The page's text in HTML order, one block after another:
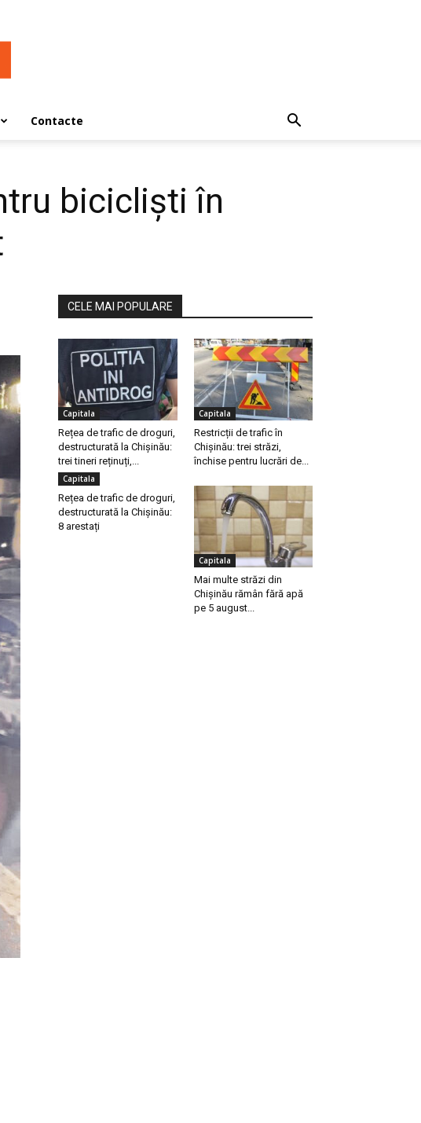
Contacte
bicicliști în
CELE MAI POPULARE
Capitala
Rețea de trafic de droguri,
destructurată la Chișinău:
trei tineri reținuți,...
Capitala
Restricții de trafic în
Chișinău: trei străzi,
închise pentru lucrări de...
Capitala
Rețea de trafic de droguri,
destructurată la Chișinău:
8 arestați
Capitala
Mai multe străzi din
Chișinău rămân fără apă
pe 5 august...